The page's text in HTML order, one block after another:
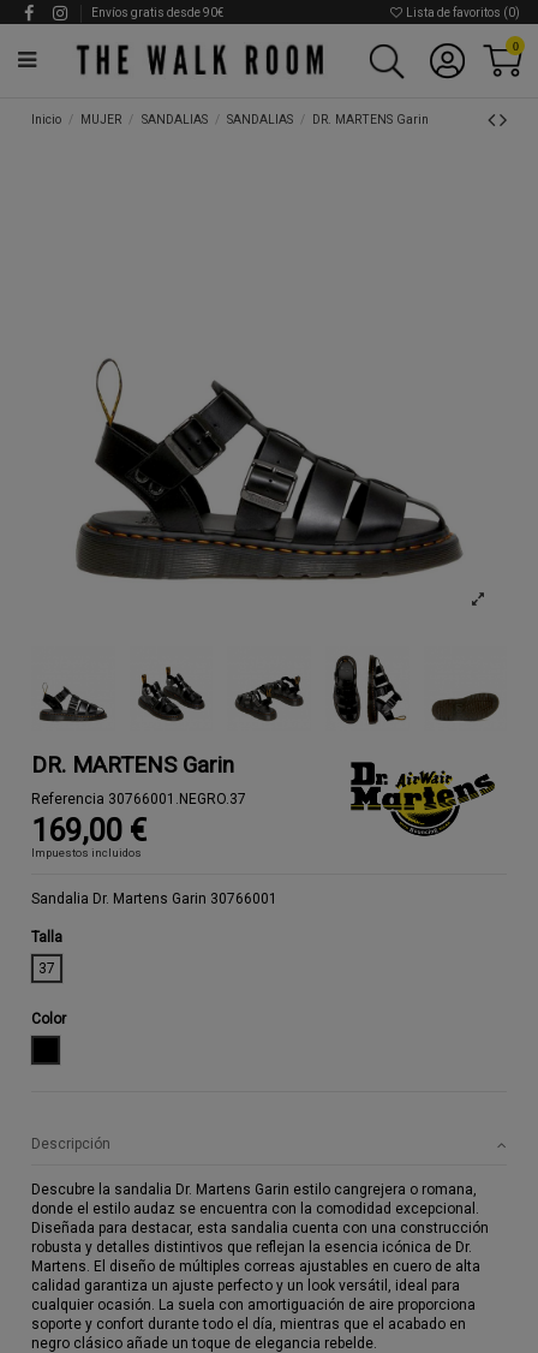
Envíos gratis desde 90€ Lista de favoritos (0)
0
Inicio MUJER SANDALIAS SANDALIAS DR. MARTENS Garin
DR. MARTENS Garin
Referencia 30766001.NEGRO.37
169,00 €
Impuestos incluidos
Sandalia Dr. Martens Garin 30766001
Talla
37
Color
Descripción
Descubre la sandalia Dr. Martens Garin estilo cangrejera o romana,
donde el estilo audaz se encuentra con la comodidad excepcional.
Diseñada para destacar, esta sandalia cuenta con una construcción
robusta y detalles distintivos que reflejan la esencia icónica de Dr.
Martens. El diseño de múltiples correas ajustables en cuero de alta
calidad garantiza un ajuste perfecto y un look versátil, ideal para
cualquier ocasión. La suela con amortiguación de aire proporciona
soporte y confort durante todo el día, mientras que el acabado en
negro clásico añade un toque de elegancia rebelde.